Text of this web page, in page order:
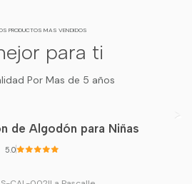
PRODUCTOS MAS VENDIDOS
para ti
Por Mas de 5 años
de Algodón para Niñas
5.0